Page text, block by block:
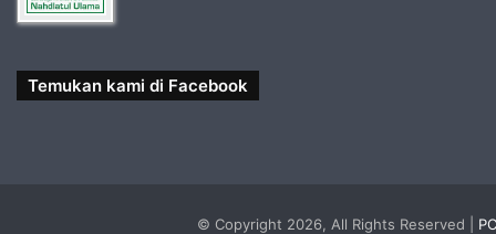
Temukan kami di Facebook
© Copyright 2026, All Rights Reserved |